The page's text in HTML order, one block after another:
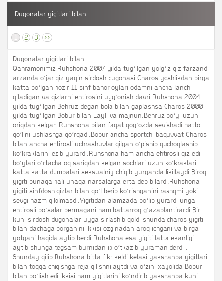
Dugonalar yigitlari bilan
2 3 >>
Dugonalar yigitlari bilan
Qahramonimiz Ruhshona 2007 yilda tugʻilgan yolgʻiz qiz farzand
arzanda oʻjar qiz yaqin sirdosh dugonasi Charos yoshlikdan birga
katta boʻlgan hozir 11 sinf bahor oylari odamni ancha lanch
qiladigan va qizlarni ehtirosini uygʻonish davri Ruhshona 2004
yilda tugʻilgan Behruz degan bola bilan gaplashsa Charos 2000
yilda tugʻilgan Bobur bilan Layli va majnun.Behruz boʻyi uzun
oriqdan kelgan Ruhshona bilan faqat qogʻozda sevishadi hatto
qoʻlini ushlashga qoʻrqadi.Bobur ancha sportchi baquvvat Charos
bilan ancha ehtirosli uchrashuvlar qilgan oʻpishib quchoqlashib
koʻkraklarini ezib yurardi.Ruhshona ham ancha ehtirosli qiz edi
boʻylari oʻrtacha oq sariqdan kelgan sochlari uzun koʻkraklari
katta katta dumbalari seksualniy chiqib yurganda likillaydi.Biroq
yigiti bunaqa hali unaqa narsalarga erta deb bilardi.Ruhshona
yigiti sinfdosh qizlar bilan qoʻl berib koʻrishganini rashqmi yoki
sevgi hazm qilolmasdi.Yigitidan alamzada boʻlib yurardi unga
ehtirosli boʻsalar bermagani ham battarroq gʻazablantirardi.Bir
kuni sirdosh dugonalar uyga sirlashib qoldi shunda charos yigiti
bilan dachaga borganini ikkisi ozginadan aroq ichgani va birga
yotgani haqida aytib berdi Ruhshona esa yigiti latta ekanligi
aytib shunga tegsam burnidan ip oʻtkazib yuraman derdi .
Shunday qilib Ruhshona bitta fikr keldi kelasi yakshanba yigitlari
bilan toqqa chiqishga reja qilishni aytdi va oʻzini xayolida Bobur
bilan boʻlish edi ikkisi ham yigitlarini koʻndirib yakshanba kuni